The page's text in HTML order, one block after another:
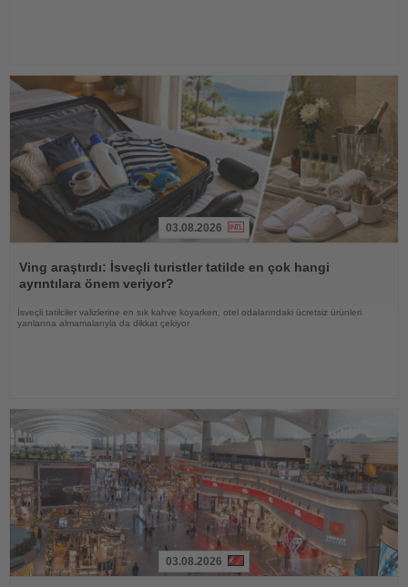
Oku
03.08.2026
Ving araştırdı: İsveçli turistler tatilde en çok hangi
ayrıntılara önem veriyor?
İsveçli tatilciler valizlerine en sık kahve koyarken, otel odalarındaki ücretsiz ürünleri
yanlarına almamalarıyla da dikkat çekiyor
03.08.2026